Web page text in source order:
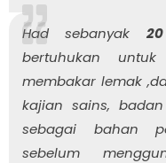
Had sebanyak
bertuhukan
membakar lemak
kajian sains,
sebagai bahan
sebelum